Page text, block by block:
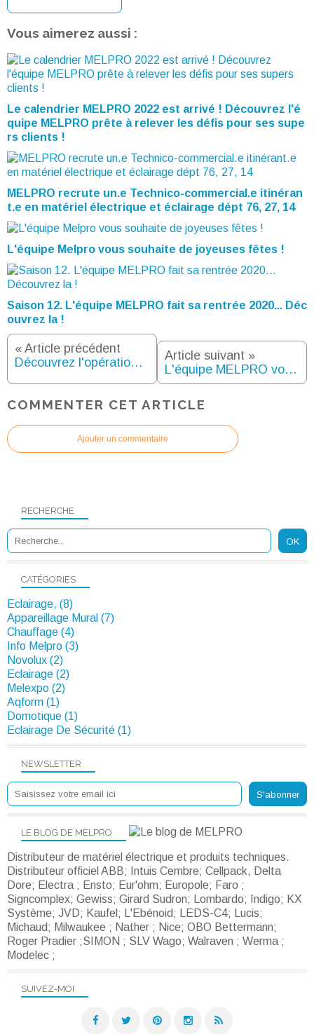
Vous aimerez aussi :
Le calendrier MELPRO 2022 est arrivé ! Découvrez l'é
quipe MELPRO prête à relever les défis pour ses supe
rs clients !
MELPRO recrute un.e Technico-commercial.e itinéran
t.e en matériel électrique et éclairage dépt 76, 27, 14
L'équipe Melpro vous souhaite de joyeuses fêtes !
Saison 12. L'équipe MELPRO fait sa rentrée 2020... Déc
ouvrez la !
« Article précédent
Découvrez l'opération Les 30 jours Packs Melpro !
Article suivant »
L'équipe MELPRO vous souhaite une excellente année 2019 !
COMMENTER CET ARTICLE
Ajouter un commentaire
NEWSLETTER
SUIVEZ-MOI
RECHERCHE
LE BLOG DE MELPRO
Distributeur de matériel électrique et produits techniques.
Distributeur officiel ABB; Intuis Cembre; Cellpack, Delta
Dore; Electra ; Ensto; Eur'ohm; Europole; Faro ;
Signcomplex; Gewiss; Girard Sudron; Lombardo; Indigo; KX
Système; JVD; Kaufel; L'Ebénoid; LEDS-C4; Lucis;
Michaud; Milwaukee ; Nather ; Nice; OBO Bettermann;
Roger Pradier ;SIMON ; SLV Wago; Walraven ; Werma ;
Modelec ;
CATÉGORIES
Eclairage, (8)
Appareillage Mural (7)
Chauffage (4)
Info Melpro (3)
Novolux (2)
Eclairage (2)
Melexpo (2)
Aqform (1)
Domotique (1)
Eclairage De Sécurité (1)